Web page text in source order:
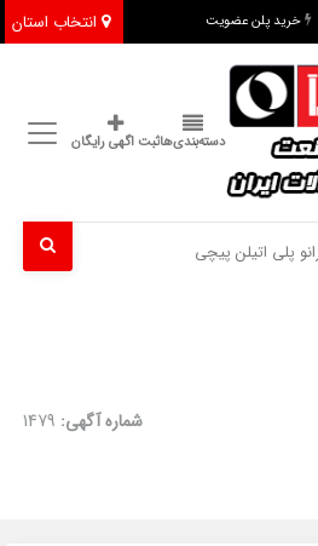
انتخاب استان خرید پلن عضویت
دسته‌بندی‌هاثبت اگهی رایگان
پلی اتیلن پیچی
شماره آگهی: 1479